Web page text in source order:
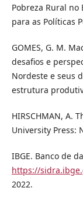
Pobreza Rural no
para as Políticas
GOMES, G. M.
desafios e
Nordeste e seus
estrutura
HIRSCHMAN, A.
University Press:
IBGE. Banco de
https://
2022.